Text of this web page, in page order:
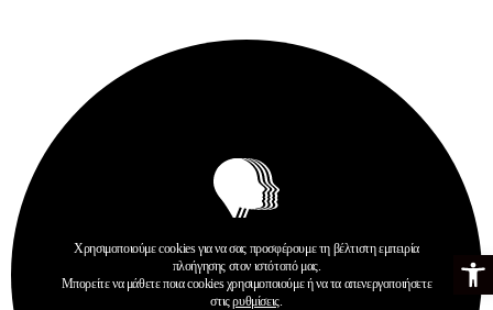
Ανοίξτε
Ανακοινώσεις
Ευρωπαϊκή Κάρτα Νέων
Χρησιμοποιούμε cookies για να σας προσφέρουμε τη βέλτιστη εμπειρία
πλοήγησης στον ιστότοπό μας.
Μπορείτε να μάθετε ποια cookies χρησιμοποιούμε ή να τα απενεργοποιήσετε
στιςρυθμίσεις.